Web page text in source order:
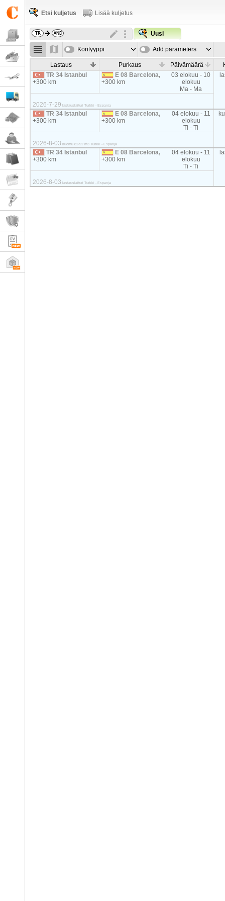
Etsi kuljetus Lisää kuljetus
Uusi
Korityyppi Add parameters
Lastaus Purkaus Päivämäärä
TR 34 Istanbul
+300 km
E 08 Barcelona,
+300 km
03 elokuu - 10
elokuu
Ma - Ma
2026-7-29 lastauslaituri Turkki - Espanja
TR 34 Istanbul
+300 km
E 08 Barcelona,
+300 km
04 elokuu - 11
elokuu
Ti - Ti
2026-8-03 kuomu 82-92 m3 Turkki - Espanja
TR 34 Istanbul
+300 km
E 08 Barcelona,
+300 km
04 elokuu - 11
elokuu
Ti - Ti
2026-8-03 lastauslaituri Turkki - Espanja